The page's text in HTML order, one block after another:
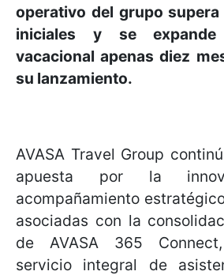
operativo del grupo
iniciales y se
vacacional apenas diez
su lanzamiento.
AVASA Travel Group
apuesta por la
acompañamiento
asociadas con la
de AVASA 365
servicio integral de